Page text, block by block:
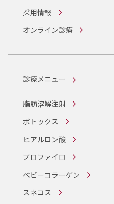
採用情報
オンライン診療
診療メニュー
脂肪溶解注射
ボトックス
ヒアルロン酸
プロファイロ
ベビーコラーゲン
スネコス